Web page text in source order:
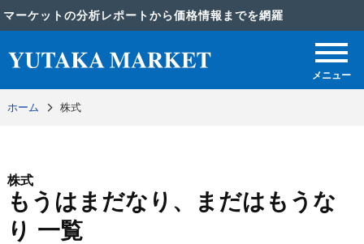
マーケットの分析レポートから価格情報までを網羅
メニュー
ホーム 株式
株式
もうはまだなり、まだはもうな
り 一覧